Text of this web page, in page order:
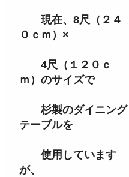
現在、8尺（２４
０ｃｍ）×
4尺（１２０ｃ
ｍ）のサイズで
杉製のダイニング
テーブルを
使用しています
が、